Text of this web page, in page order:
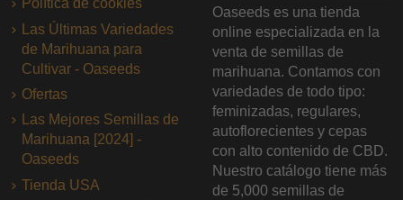
Política de cookies
Las Últimas Variedades
de Marihuana para
Cultivar - Oaseeds
Ofertas
Las Mejores Semillas de
Marihuana [2024] -
Oaseeds
Tienda USA
Oaseeds es una tienda
online especializada en la
venta de semillas de
marihuana. Contamos con
variedades de todo tipo:
feminizadas, regulares,
autoflorecientes y cepas
con alto contenido de CBD.
Nuestro catálogo tiene más
de 5,000 semillas de